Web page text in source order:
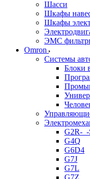
Шасси
Шкафы
Шкафы
ЭМС
Omron
Системы
Блоки
G2R-_-
G4Q
G6D4
G7J
G7L
G7Z